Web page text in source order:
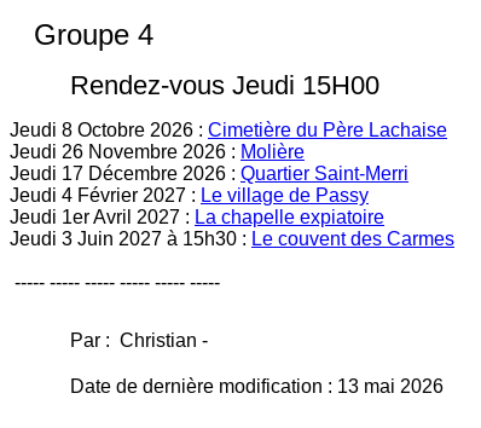
Groupe 4
Rendez-vous Jeudi 15H00
Jeudi 8 Octobre 2026 : Cimetière du Père Lachaise
Jeudi 26 Novembre 2026 : Molière
Jeudi 17 Décembre 2026 : Quartier Saint-Merri
Jeudi 4 Février 2027 : Le village de Passy
Jeudi 1er Avril 2027 : La chapelle expiatoire
Jeudi 3 Juin 2027 à 15h30 : Le couvent des Carmes
----- ----- ----- ----- ----- -----
Par : Christian -
Date de dernière modification : 13 mai 2026